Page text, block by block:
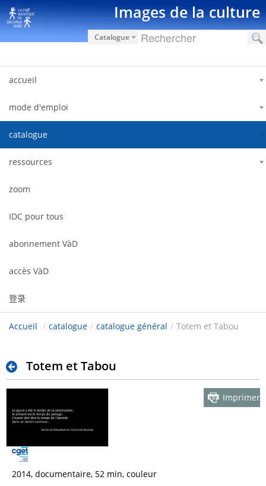
跳转到内容 Images de la culture
Catalogue
accueil
mode d'emploi
catalogue
ressources
zoom
IDC pour tous
abonnement VàD
accès VàD
登录
Accueil / catalogue / catalogue général / Totem et Tabou
Totem et Tabou
Imprimer
2014, documentaire, 52 min, couleur